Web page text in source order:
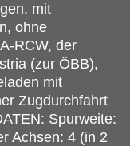
mit
ohne
RCW, der
(zur ÖBB),
mit
Zugdurchfahrt
Spurweite:
Achsen: 4 (in 2